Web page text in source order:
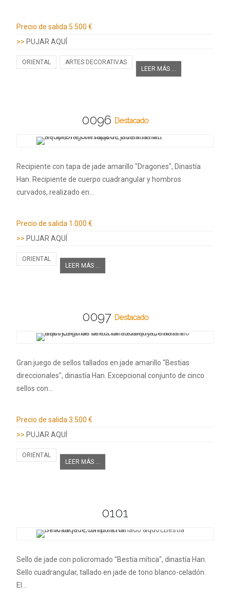
Precio de salida 5.500 €
>> PUJAR AQUÍ
ORIENTAL
ARTES DECORATIVAS
LEER MÁS ...
0096 Destacado
Recipiente con tapa de jade amarillo "Dragones", Dinastía
Han. Recipiente de cuerpo cuadrangular y hombros
curvados, realizado en…
Precio de salida 1.000 €
>> PUJAR AQUÍ
ORIENTAL
LEER MÁS ...
0097 Destacado
Gran juego de sellos tallados en jade amarillo "Bestias
direccionales", dinastía Han. Excepcional conjunto de cinco
sellos con…
Precio de salida3.500 €
>> PUJAR AQUÍ
ORIENTAL
LEER MÁS ...
0101
Sello de jade con policromado "Bestia mítica", dinastía Han.
Sello cuadrangular, tallado en jade de tono blanco-celadón.
El…